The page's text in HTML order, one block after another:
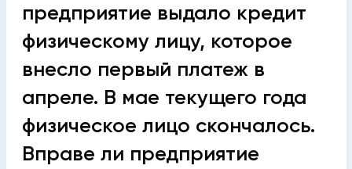
предприятие выдало кредит
физическому лицу, которое
внесло первый платеж в
апреле. В мае текущего года
физическое лицо скончалось.
Вправе ли предприятие